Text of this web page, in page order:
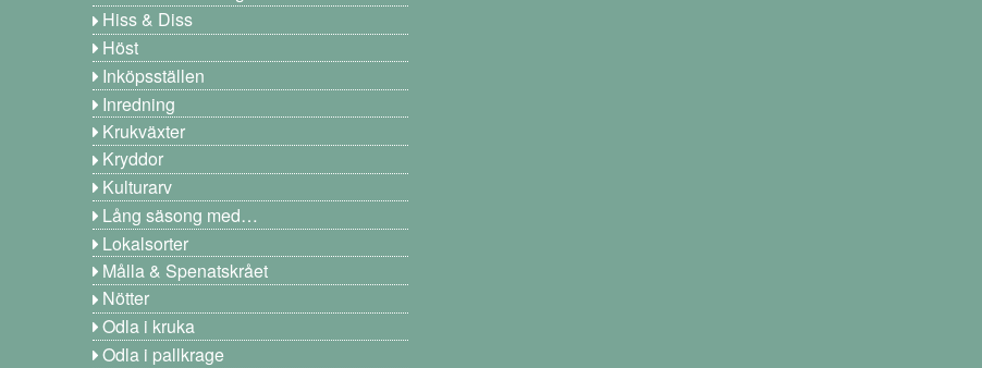
Hiss & Diss
Höst
Inköpsställen
Inredning
Krukväxter
Kryddor
Kulturarv
Lång säsong med…
Lokalsorter
Målla & Spenatskrået
Nötter
Odla i kruka
Odla i pallkrage